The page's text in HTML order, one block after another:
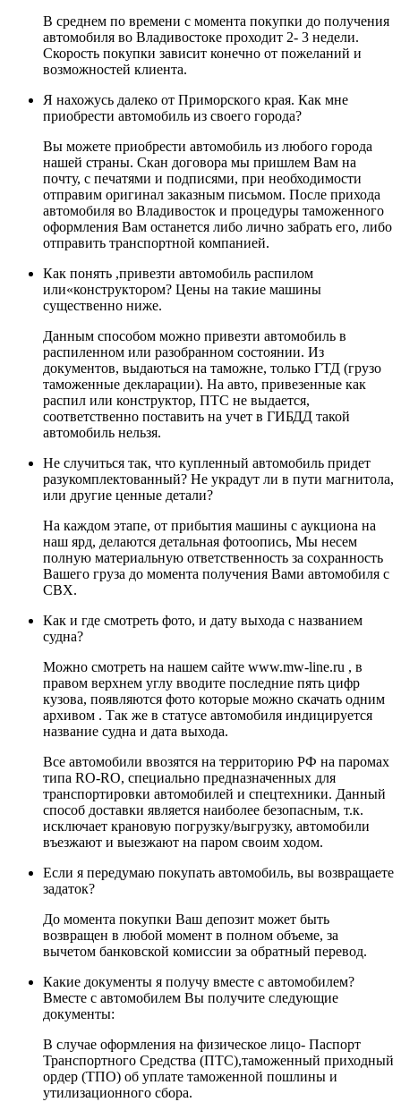
В среднем по времени с момента покупки до получения
автомобиля во Владивостоке проходит 2- 3 недели.
Скорость покупки зависит конечно от пожеланий и
возможностей клиента.
Я нахожусь далеко от Приморского края. Как мне
приобрести автомобиль из своего города?
Вы можете приобрести автомобиль из любого города
нашей страны. Скан договора мы пришлем Вам на
почту, с печатями и подписями, при необходимости
отправим оригинал заказным письмом. После прихода
автомобиля во Владивосток и процедуры таможенного
оформления Вам останется либо лично забрать его, либо
отправить транспортной компанией.
Как понять ,привезти автомобиль распилом
или«конструктором? Цены на такие машины
существенно ниже.
Данным способом можно привезти автомобиль в
распиленном или разобранном состоянии. Из
документов, выдаються на таможне, только ГТД (грузо
таможенные декларации). На авто, привезенные как
распил или конструктор, ПТС не выдается,
соответственно поставить на учет в ГИБДД такой
автомобиль нельзя.
Не случиться так, что купленный автомобиль придет
разукомплектованный? Не украдут ли в пути магнитола,
или другие ценные детали?
На каждом этапе, от прибытия машины с аукциона на
наш ярд, делаются детальная фотоопись, Мы несем
полную материальную ответственность за сохранность
Вашего груза до момента получения Вами автомобиля с
СВХ.
Как и где смотреть фото, и дату выхода с названием
судна?
Можно смотреть на нашем сайте www.mw-line.ru , в
правом верхнем углу вводите последние пять цифр
кузова, появляются фото которые можно скачать одним
архивом . Так же в статусе автомобиля индицируется
название судна и дата выхода.
Все автомобили ввозятся на территорию РФ на паромах
типа RO-RO, специально предназначенных для
транспортировки автомобилей и спецтехники. Данный
способ доставки является наиболее безопасным, т.к.
исключает крановую погрузку/выгрузку, автомобили
въезжают и выезжают на паром своим ходом.
Если я передумаю покупать автомобиль, вы возвращаете
задаток?
До момента покупки Ваш депозит может быть
возвращен в любой момент в полном объеме, за
вычетом банковской комиссии за обратный перевод.
Какие документы я получу вместе с автомобилем?
Вместе с автомобилем Вы получите следующие
документы:
В случае оформления на физическое лицо- Паспорт
Транспортного Средства (ПТС),таможенный приходный
ордер (ТПО) об уплате таможенной пошлины и
утилизационного сбора.